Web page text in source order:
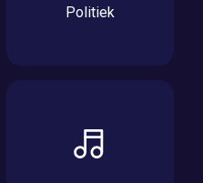
Politiek